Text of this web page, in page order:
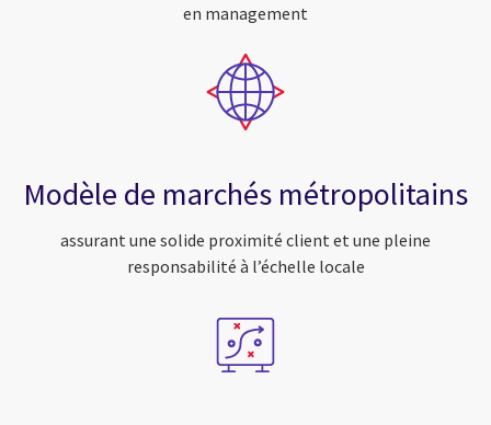
en management
Modèle de marchés métropolitains
assurant une solide proximité client et une pleine
responsabilité à l’échelle locale